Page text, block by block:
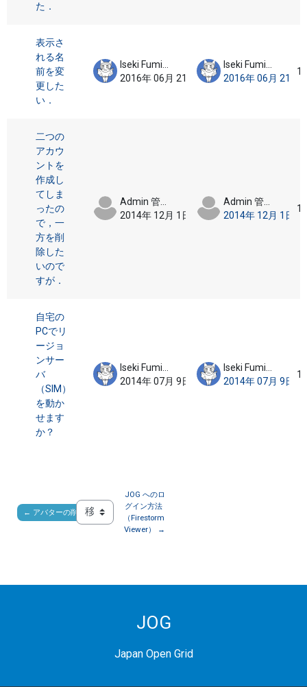
た．
表示さ
れる名
前を変
更した
い．
2016年 06月 21日
2016年 06月 21日
1
二つの
アカウ
ントを
作成し
てしま
ったの
で，一
方を削
除した
いので
すが．
2014年 12月 1日
2014年 12月 1日
1
自宅の
PCでリ
ージョ
ンサー
バ
（SIM）
を動か
せます
か？
2014年 07月 9日
2014年 07月 9日
1
← アバターの削除方法
移動 ...
JOG へのロ
グイン方法
（Firestorm
Viewer） →
JOG
Japan Open Grid